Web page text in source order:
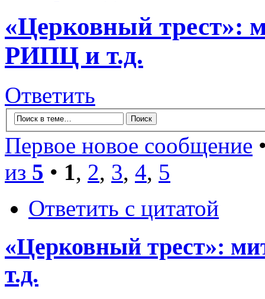
«Церковный трест»:
РИПЦ и т.д.
Ответить
Первое новое сообщение
из 5 • 1, 2, 3, 4, 5
Ответить с цитатой
«Церковный трест»:
т.д.